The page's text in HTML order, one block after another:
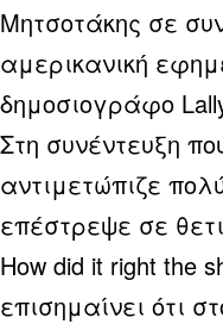
Μητσοτάκης σε
αμερικανική
δημοσιογράφο
Στη συνέντευξη
αντιμετώπιζε
επέστρεψε σε
How did it right the
επισημαίνει ότι